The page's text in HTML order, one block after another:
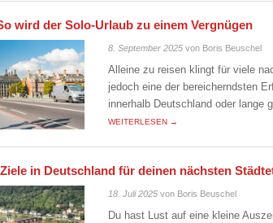
wird der Solo-Urlaub zu einem Vergnügen
8. September 2025 von Boris Beuschel
Alleine zu reisen klingt für viele
jedoch eine der bereicherndsten
innerhalb Deutschland oder
WEITERLESEN →
in Deutschland für deinen nächsten
18. Juli 2025 von Boris Beuschel
Du hast Lust auf eine kleine